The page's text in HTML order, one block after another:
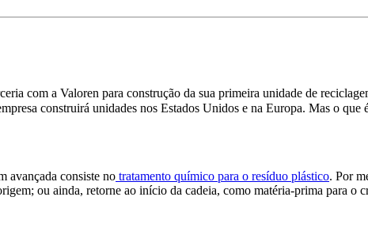
com a Valoren para construção da sua primeira unidade de
construirá unidades nos Estados Unidos e na Europa. Mas o
avançada consiste no tratamento químico para o resíduo plástico. Por
ou ainda, retorne ao início da cadeia, como matéria-prima para o